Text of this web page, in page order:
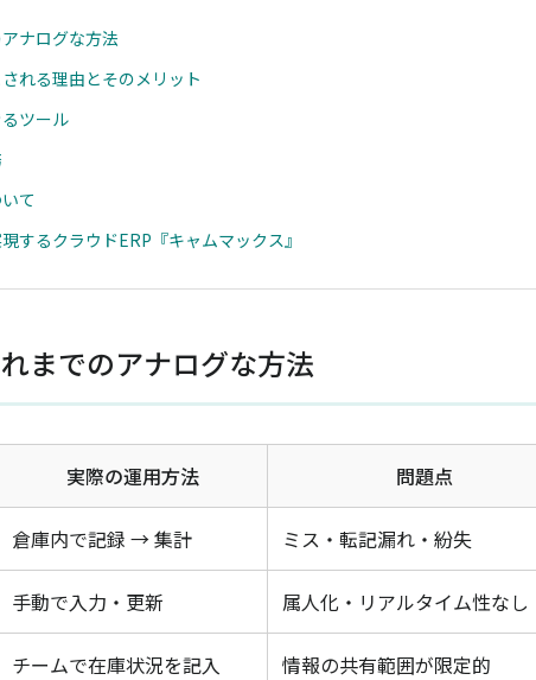
ナログな方法
れる理由とそのメリット
ツール
て
するクラウドERP『キャムマックス』
までのアナログな方法
実際の運用方法 問題点
倉庫内で記録 → 集計 ミス・転記漏れ・紛失
手動で入力・更新 属人化・リアルタイム性なし
チームで在庫状況を記入 情報の共有範囲が限定的